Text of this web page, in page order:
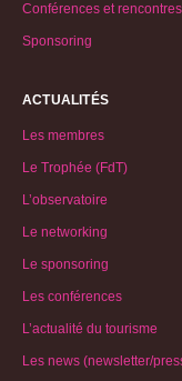
Conférences et rencontres
Sponsoring
ACTUALITÉS
Les membres
Le Trophée (FdT)
L’observatoire
Le networking
Le sponsoring
Les conférences
L’actualité du tourisme
Les news (newsletter/